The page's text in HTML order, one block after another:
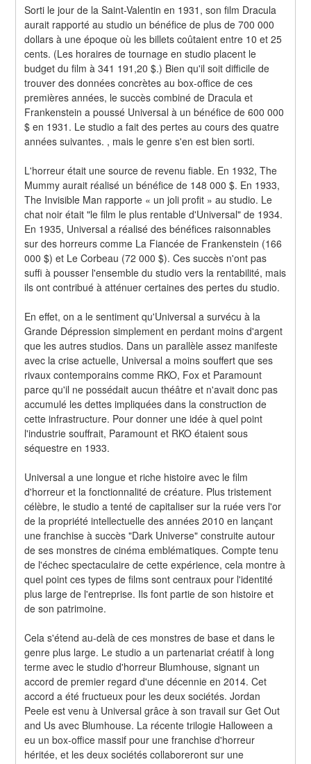
Sorti le jour de la Saint-Valentin en 1931, son film Dracula
aurait rapporté au studio un bénéfice de plus de 700 000
dollars à une époque où les billets coûtaient entre 10 et 25
cents. (Les horaires de tournage en studio placent le
budget du film à 341 191,20 $.) Bien qu'il soit difficile de
trouver des données concrètes au box-office de ces
premières années, le succès combiné de Dracula et
Frankenstein a poussé Universal à un bénéfice de 600 000
$ en 1931. Le studio a fait des pertes au cours des quatre
années suivantes. , mais le genre s'en est bien sorti.
L'horreur était une source de revenu fiable. En 1932, The
Mummy aurait réalisé un bénéfice de 148 000 $. En 1933,
The Invisible Man rapporte « un joli profit » au studio. Le
chat noir était "le film le plus rentable d'Universal" de 1934.
En 1935, Universal a réalisé des bénéfices raisonnables
sur des horreurs comme La Fiancée de Frankenstein (166
000 $) et Le Corbeau (72 000 $). Ces succès n'ont pas
suffi à pousser l'ensemble du studio vers la rentabilité, mais
ils ont contribué à atténuer certaines des pertes du studio.
En effet, on a le sentiment qu'Universal a survécu à la
Grande Dépression simplement en perdant moins d'argent
que les autres studios. Dans un parallèle assez manifeste
avec la crise actuelle, Universal a moins souffert que ses
rivaux contemporains comme RKO, Fox et Paramount
parce qu'il ne possédait aucun théâtre et n'avait donc pas
accumulé les dettes impliquées dans la construction de
cette infrastructure. Pour donner une idée à quel point
l'industrie souffrait, Paramount et RKO étaient sous
séquestre en 1933.
Universal a une longue et riche histoire avec le film
d'horreur et la fonctionnalité de créature. Plus tristement
célèbre, le studio a tenté de capitaliser sur la ruée vers l'or
de la propriété intellectuelle des années 2010 en lançant
une franchise à succès "Dark Universe" construite autour
de ses monstres de cinéma emblématiques. Compte tenu
de l'échec spectaculaire de cette expérience, cela montre à
quel point ces types de films sont centraux pour l'identité
plus large de l'entreprise. Ils font partie de son histoire et
de son patrimoine.
Cela s'étend au-delà de ces monstres de base et dans le
genre plus large. Le studio a un partenariat créatif à long
terme avec le studio d'horreur Blumhouse, signant un
accord de premier regard d'une décennie en 2014. Cet
accord a été fructueux pour les deux sociétés. Jordan
Peele est venu à Universal grâce à son travail sur Get Out
and Us avec Blumhouse. La récente trilogie Halloween a
eu un box-office massif pour une franchise d'horreur
héritée, et les deux sociétés collaboreront sur une